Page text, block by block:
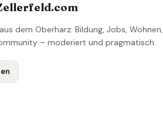
dem Oberharz: Bildung, Jobs, Wohnen,
– moderiert und pragmatisch.